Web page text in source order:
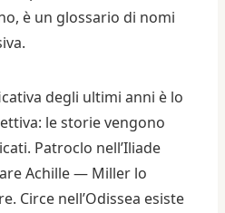
è un glossario di nomi
degli ultimi anni è lo
le storie vengono
Patroclo nell’Iliade
Achille — Miller lo
Circe nell’Odissea esiste